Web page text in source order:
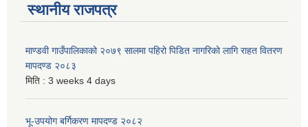
स्थानीय राजपत्र
माण्डवी गाउँपालिकाको २०७९ सालमा पहिरो पिडित नागरिको लागि राहत वितरण
मापदण्ड २०८३
मिति : 3 weeks 4 days
भू-उपयोग बर्गिकरण मापदण्ड २०८२